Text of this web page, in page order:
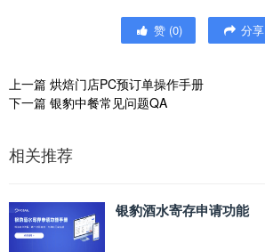
赞 (0) 分享
上一篇 烘焙门店PC预订单操作手册
下一篇 银豹中餐常见问题QA
相关推荐
银豹酒水寄存申请功能